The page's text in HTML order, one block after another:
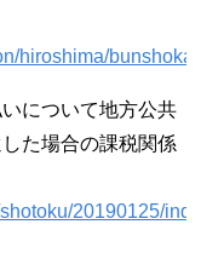
hiroshima/
について地方公共
た場合の課税関係
20190125/